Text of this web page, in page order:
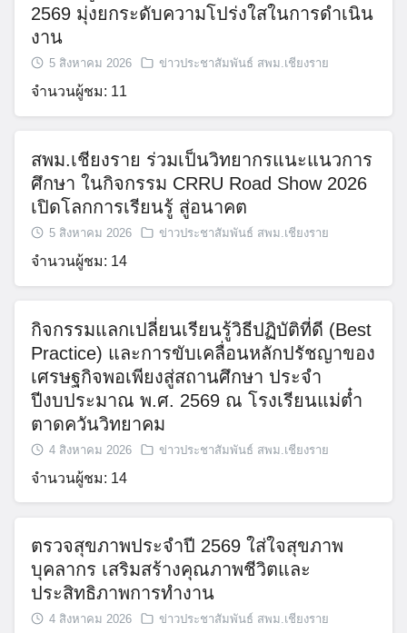
Search
2569 มุ่งยกระดับความโปร่งใสในการดำเนิน
งาน
5 สิงหาคม 2026 ข่าวประชาสัมพันธ์ สพม.เชียงราย
จำนวนผู้ชม: 11
สพม.เชียงราย ร่วมเป็นวิทยากรแนะแนวการ
ศึกษา ในกิจกรรม CRRU Road Show 2026
เปิดโลกการเรียนรู้ สู่อนาคต
5 สิงหาคม 2026 ข่าวประชาสัมพันธ์ สพม.เชียงราย
จำนวนผู้ชม: 14
กิจกรรมแลกเปลี่ยนเรียนรู้วิธีปฏิบัติที่ดี (Best
Practice) และการขับเคลื่อนหลักปรัชญาของ
เศรษฐกิจพอเพียงสู่สถานศึกษา ประจำ
ปีงบประมาณ พ.ศ. 2569 ณ โรงเรียนแม่ต๋ำ
ตาดควันวิทยาคม
4 สิงหาคม 2026 ข่าวประชาสัมพันธ์ สพม.เชียงราย
จำนวนผู้ชม: 14
ตรวจสุขภาพประจำปี 2569 ใส่ใจสุขภาพ
บุคลากร เสริมสร้างคุณภาพชีวิตและ
ประสิทธิภาพการทำงาน
4 สิงหาคม 2026 ข่าวประชาสัมพันธ์ สพม.เชียงราย